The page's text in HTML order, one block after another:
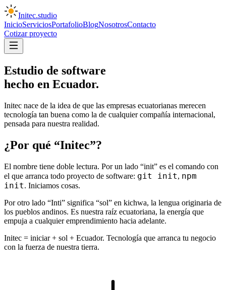
Initec.studio
InicioServiciosPortafolioBlogNosotrosContacto
Cotizar proyecto
Estudio de software
hecho en Ecuador.
Initec nace de la idea de que las empresas ecuatorianas merecen
tecnología tan buena como la de cualquier compañía internacional,
pensada para nuestra realidad.
¿Por qué “Initec”?
El nombre tiene doble lectura. Por un lado “init” es el comando con
el que arranca todo proyecto de software: git init, npm
init. Iniciamos cosas.
Por otro lado “Inti” significa “sol” en kichwa, la lengua originaria de
los pueblos andinos. Es nuestra raíz ecuatoriana, la energía que
empuja a cualquier emprendimiento hacia adelante.
Initec = iniciar + sol + Ecuador. Tecnología que arranca tu negocio
con la fuerza de nuestra tierra.